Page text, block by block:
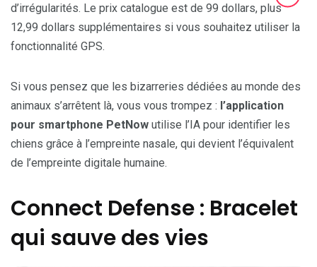
d’irrégularités. Le prix catalogue est de 99 dollars, plus
12,99 dollars supplémentaires si vous souhaitez utiliser la
fonctionnalité GPS.
Si vous pensez que les bizarreries dédiées au monde des
animaux s’arrêtent là, vous vous trompez : l’application
pour smartphone PetNow utilise l’IA pour identifier les
chiens grâce à l’empreinte nasale, qui devient l’équivalent
de l’empreinte digitale humaine.
Connect Defense : Bracelet
qui sauve des vies